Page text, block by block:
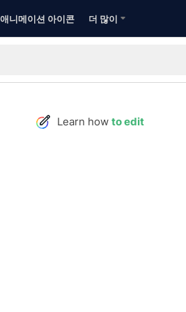
애니메이션 아이콘 더 많이
Learn how to edit